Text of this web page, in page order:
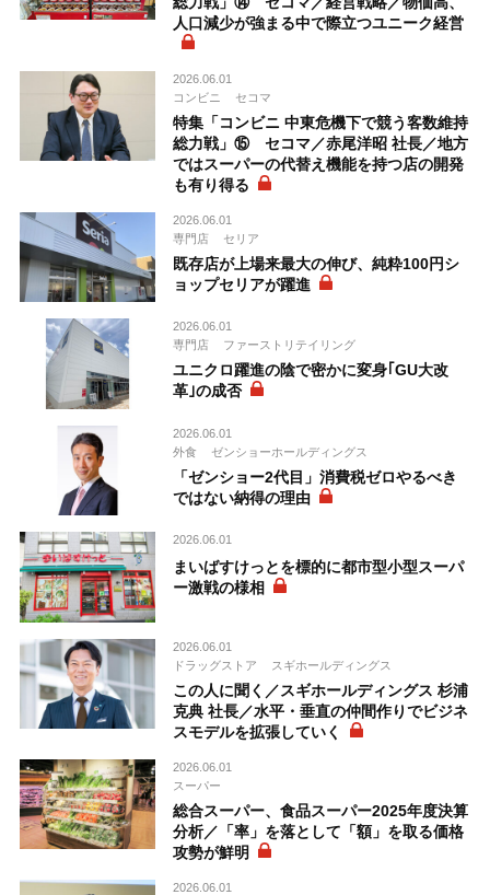
人口減少が強まる中で際立つユニーク経営
2026.06.01
コンビニ
セコマ
特集「コンビニ 中東危機下で競う客数維持
総力戦」⑮ セコマ／赤尾洋昭 社長／地方
ではスーパーの代替え機能を持つ店の開発
も有り得る
2026.06.01
専門店
セリア
既存店が上場来最大の伸び、純粋100円シ
ョップセリアが躍進
2026.06.01
専門店
ファーストリテイリング
ユニクロ躍進の陰で密かに変身｢GU大改
革｣の成否
2026.06.01
外食
ゼンショーホールディングス
「ゼンショー2代目」消費税ゼロやるべき
ではない納得の理由
2026.06.01
まいばすけっとを標的に都市型小型スーパ
ー激戦の様相
2026.06.01
ドラッグストア
スギホールディングス
この人に聞く／スギホールディングス 杉浦
克典 社長／水平・垂直の仲間作りでビジネ
スモデルを拡張していく
2026.06.01
スーパー
総合スーパー、食品スーパー2025年度決算
分析／「率」を落として「額」を取る価格
攻勢が鮮明
2026.06.01